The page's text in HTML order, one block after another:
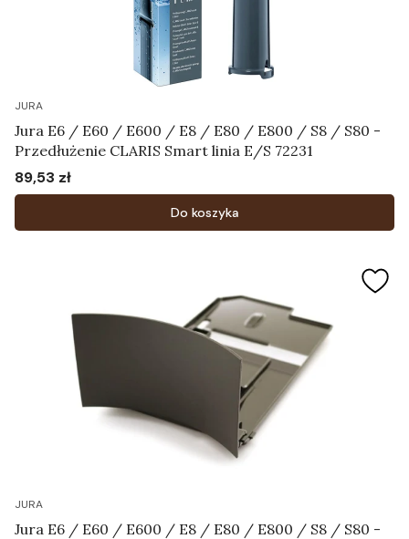
JURA
Jura E6 / E60 / E600 / E8 / E80 / E800 / S8 / S80 -
Przedłużenie CLARIS Smart linia E/S 72231
Cena
89,53 zł
Do koszyka
JURA
Jura E6 / E60 / E600 / E8 / E80 / E800 / S8 / S80 -